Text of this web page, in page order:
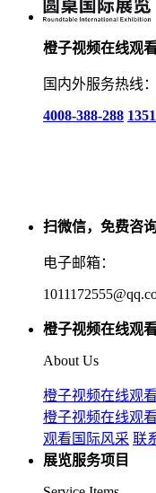
橙子视频在线观
国内外服务热线：
4008-388-288
扫微信，免费咨
电子邮箱：
橙子视频在线观
About Us
橙子视频在线观
橙子视频在线观
观看国际风采 联
展览服务项目